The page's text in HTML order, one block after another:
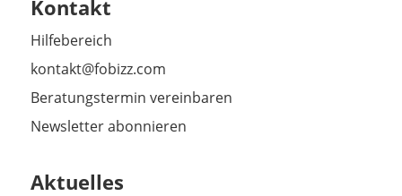
Kontakt
Hilfebereich
kontakt@fobizz.com
Beratungstermin vereinbaren
Newsletter abonnieren
Aktuelles